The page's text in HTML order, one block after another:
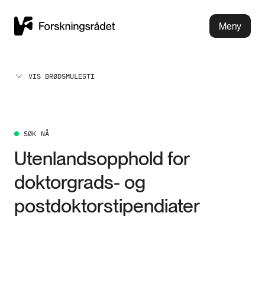
Meny
VIS BRØDSMULESTI
SØK NÅ
Utenlandsopphold for
doktorgrads- og
postdoktorstipendiater